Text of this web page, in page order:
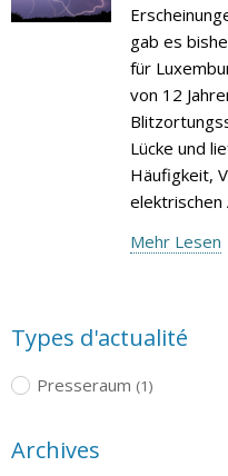
gab es
für
von 12
Lücke und
Häufigkeit,
Mehr Lesen
Types d'actualité
Presseraum (1)
Archives